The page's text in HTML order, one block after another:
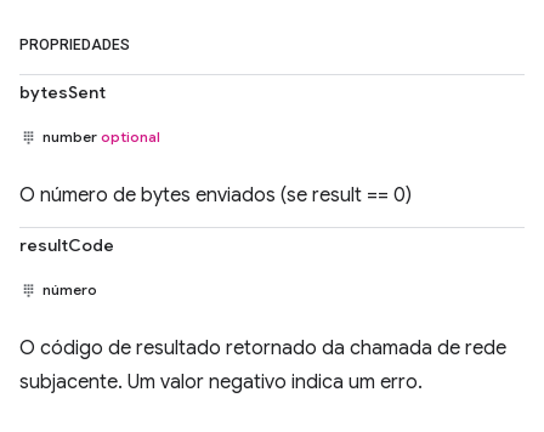
PROPRIEDADES
bytesSent
number optional
O número de bytes enviados (se result == 0)
resultCode
número
O código de resultado retornado da chamada de rede
subjacente. Um valor negativo indica um erro.